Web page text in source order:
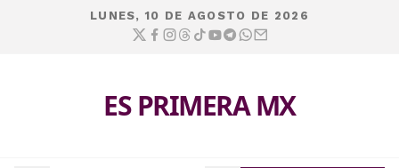
LUNES, 10 DE AGOSTO DE 2026
ES PRIMERA MX